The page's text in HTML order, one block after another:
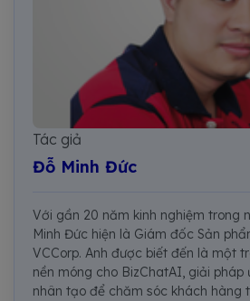
Tác giả
Đỗ Minh Đức
Với gần 20 năm kinh nghiệm trong
Minh Đức hiện là Giám đốc Sản
VCCorp. Anh được biết đến là một
nền móng cho BizChatAI, giải pháp
nhân tạo để chăm sóc khách hàng